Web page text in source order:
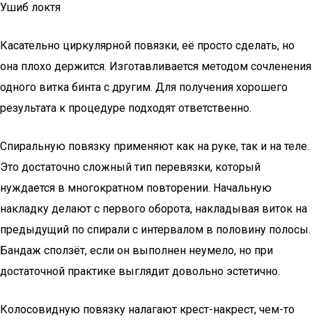
Ушиб локтя
Касательно циркулярной повязки, её просто сделать, но
она плохо держится. Изготавливается методом сочленения
одного витка бинта с другим. Для получения хорошего
результата к процедуре подходят ответственно.
Спиральную повязку применяют как на руке, так и на теле.
Это достаточно сложный тип перевязки, который
нуждается в многократном повторении. Начальную
накладку делают с первого оборота, накладывая виток на
предыдущий по спирали с интервалом в половину полосы.
Бандаж сползёт, если он выполнен неумело, но при
достаточной практике выглядит довольно эстетично.
Колосовидную повязку налагают крест-накрест, чем-то